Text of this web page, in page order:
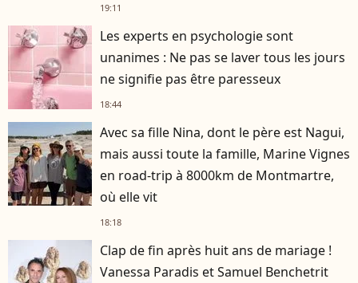
19:11
Les experts en psychologie sont
unanimes : Ne pas se laver tous les jours
ne signifie pas être paresseux
18:44
Avec sa fille Nina, dont le père est Nagui,
mais aussi toute la famille, Marine Vignes
en road-trip à 8000km de Montmartre,
où elle vit
18:18
Clap de fin après huit ans de mariage !
Vanessa Paradis et Samuel Benchetrit